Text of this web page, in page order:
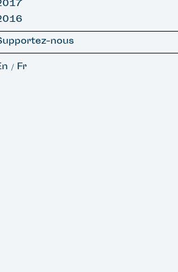
nous
/ Fr
FILM FESTIVAL
3
vous à notre